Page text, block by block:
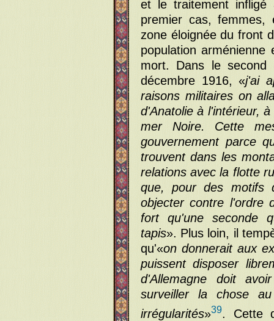
et le traitement
premier cas, femmes,
zone éloignée du front
population
mort. Dans le
décembre 1916, «j'ai
raisons militaires on
d'Anatolie à l'intérieur,
mer Noire. Cette
gouvernement parce
trouvent dans les
relations avec la flotte
que, pour des motifs
objecter contre l'ordre
fort qu'une seconde
tapis». Plus loin, il
qu'«on donnerait aux
puissent disposer
d'Allemagne doit
surveiller la chose
irrégularités»39
. Cette